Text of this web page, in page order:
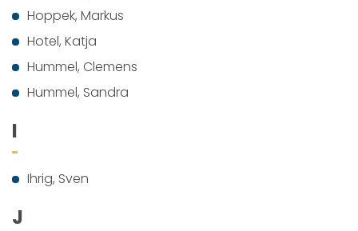
Hoppek, Markus
Hotel, Katja
Hummel, Clemens
Hummel, Sandra
I
Ihrig, Sven
J